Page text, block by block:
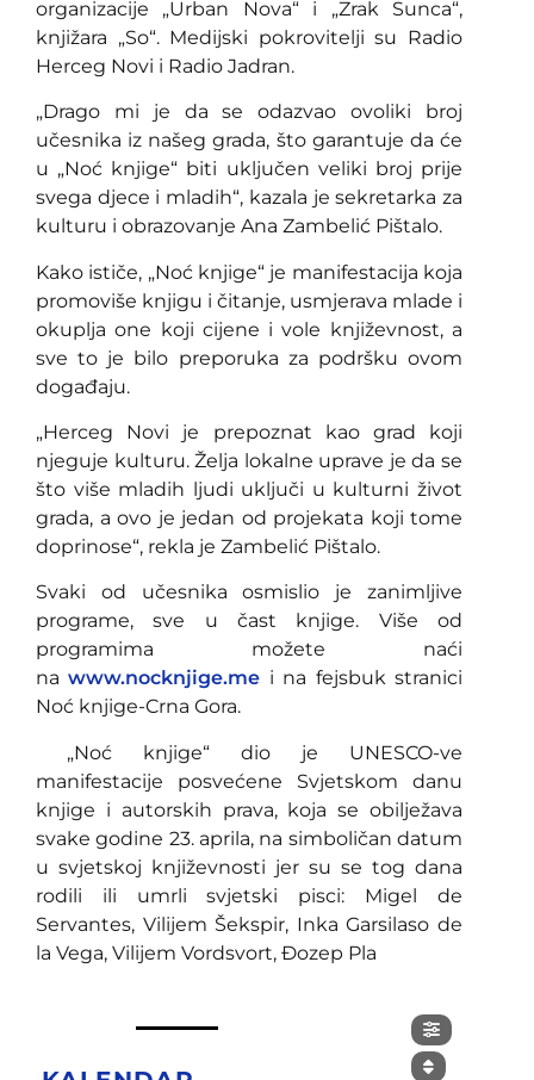
organizacije „Urban Nova“ i „Zrak Sunca“,
knjižara „So“. Medijski pokrovitelji su Radio
Herceg Novi i Radio Jadran.
„Drago mi je da se odazvao ovoliki broj
učesnika iz našeg grada, što garantuje da će
u „Noć knjige“ biti uključen veliki broj prije
svega djece i mladih“, kazala je sekretarka za
kulturu i obrazovanje Ana Zambelić Pištalo.
Kako ističe, „Noć knjige“ je manifestacija koja
promoviše knjigu i čitanje, usmjerava mlade i
okuplja one koji cijene i vole književnost, a
sve to je bilo preporuka za podršku ovom
događaju.
„Herceg Novi je prepoznat kao grad koji
njeguje kulturu. Želja lokalne uprave je da se
što više mladih ljudi uključi u kulturni život
grada, a ovo je jedan od projekata koji tome
doprinose“, rekla je Zambelić Pištalo.
Svaki od učesnika osmislio je zanimljive
programe, sve u čast knjige. Više od
programima možete naći
nawww.nocknjige.me i na fejsbuk stranici
Noć knjige-Crna Gora.
„Noć knjige“ dio je UNESCO-ve
manifestacije posvećene Svjetskom danu
knjige i autorskih prava, koja se obilježava
svake godine 23. aprila, na simboličan datum
u svjetskoj književnosti jer su se tog dana
rodili ili umrli svjetski pisci: Migel de
Servantes, Vilijem Šekspir, Inka Garsilaso de
la Vega, Vilijem Vordsvort, Đozep Pla